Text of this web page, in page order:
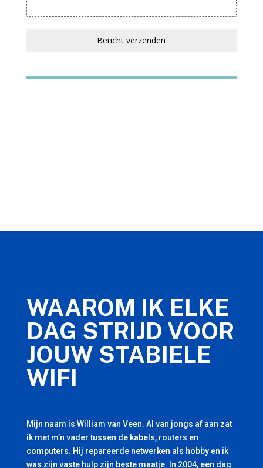
Bericht verzenden
WAAROM IK ELKE
DAG STRIJD VOOR
JOUW STABIELE
WIFI
Mijn naam is William van Veen. Al van jongs af aan zat
ik met m’n vader tussen de kabels, routers en
computers. Hij repareerde netwerken als hobby en ik
was zijn vaste hulp zijn beste maatje. In 2004, een dag